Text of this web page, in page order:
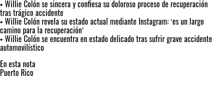
• Willie Colón se sincera y confiesa su doloroso proceso de recuperación
tras trágico accidente
• Willie Colón revela su estado actual mediante Instagram: ‘es un largo
camino para la recuperación’
• Willie Colón se encuentra en estado delicado tras sufrir grave accidente
automovilístico
En esta nota
Puerto Rico